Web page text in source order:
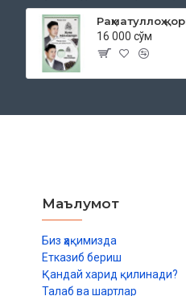
16 000 сўм
Маълумот
Биз ҳақимизда
Етказиб бериш
Қандай харид қилинади?
Талаб ва шартлар